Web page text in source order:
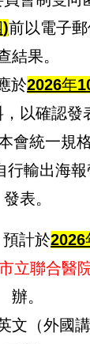
)前以電子
結果。
於2026年
以確認發
會統一規
行輸出海
發表。
計於2026
立聯合醫
辦。
文（外國